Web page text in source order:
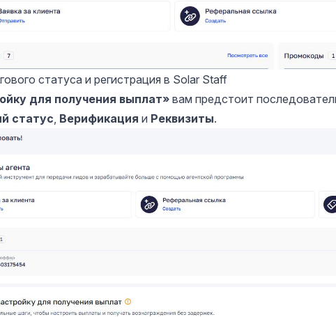
статуса и регистрация в Solar Staff
для получения выплат» вам предстоит
статус Верификация и Реквизиты.